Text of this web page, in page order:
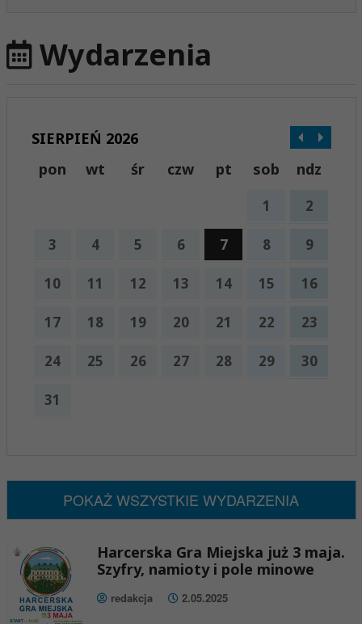
Wydarzenia
SIERPIEŃ 2026
pon
wt śr czw pt sob ndz
1 2
3 4 5 6 7 8 9
10 11 12 13 14 15 16
17 18 19 20 21 22 23
24 25 26 27 28 29 30
31
POKAŻ WSZYSTKIE WYDARZENIA
Harcerska Gra Miejska już 3 maja.
Szyfry, namioty i pole minowe
redakcja 2.05.2025